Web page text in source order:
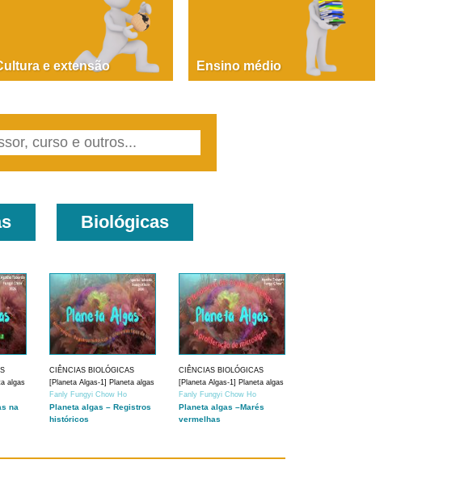
PAOLA GIUSTINA BACCIN
Dire, fare, partire! Aula 1 – parte 1
e extensão Ensino médio
Biológicas
algas
na
CIÊNCIAS BIOLÓGICAS
[Planeta Algas-1] Planeta algas
Fanly Fungyi Chow Ho
Planeta algas – Registros
históricos
CIÊNCIAS BIOLÓGICAS
[Planeta Algas-1] Planeta algas
Fanly Fungyi Chow Ho
Planeta algas –Marés
vermelhas